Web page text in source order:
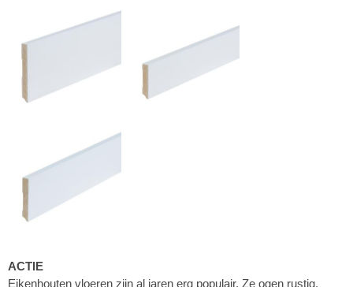
ACTIE
Eikenhouten vloeren zijn al jaren erg populair. Ze ogen rustig,